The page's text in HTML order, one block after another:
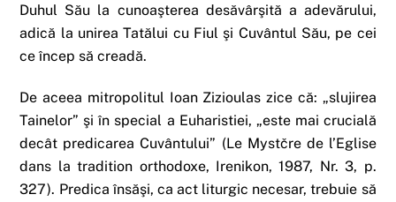
Duhul Său la cunoaşterea desăvârşită a adevărului,
adică la unirea Tatălui cu Fiul şi Cuvântul Său, pe cei
ce încep să creadă.
De aceea mitropolitul Ioan Zizioulas zice că: „slujirea
Tainelor” şi în special a Euharistiei, „este mai crucială
decât predicarea Cuvântului” (Le Mystčre de l’Eglise
dans la tradition orthodoxe, Irenikon, 1987, Nr. 3, p.
327). Predica însăşi, ca act liturgic necesar, trebuie să